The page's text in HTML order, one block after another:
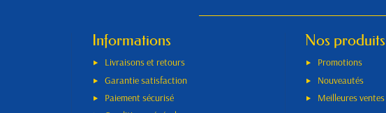
Informations
Livraisons et retours
Garantie satisfaction
Paiement sécurisé
Nos produits
Promotions
Nouveautés
Meilleures ventes